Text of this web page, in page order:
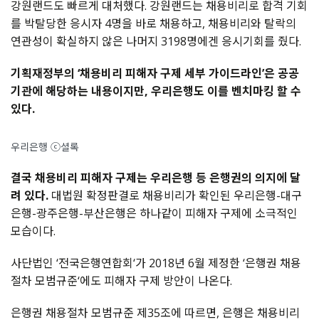
강원랜드도 빠르게 대처했다. 강원랜드는 채용비리로 합격 기회
를 박탈당한 응시자 4명을 바로 채용하고, 채용비리와 탈락의
연관성이 확실하지 않은 나머지 3198명에겐 응시기회를 줬다.
기획재정부의 ‘채용비리 피해자 구제 세부 가이드라인’은 공공
기관에 해당하는 내용이지만, 우리은행도 이를 벤치마킹 할 수
있다.
우리은행 ⓒ셜록
결국 채용비리 피해자 구제는 우리은행 등 은행권의 의지에 달
려 있다. 대법원 확정판결로 채용비리가 확인된 우리은행-대구
은행-광주은행-부산은행은 하나같이 피해자 구제에 소극적인
모습이다.
사단법인 ‘전국은행연합회‘가 2018년 6월 제정한 ‘은행권 채용
절차 모범규준‘에도 피해자 구제 방안이 나온다.
은행권 채용절차 모범규준 제35조에 따르면, 은행은 채용비리